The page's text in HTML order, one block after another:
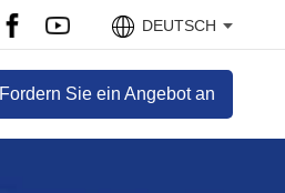
DEUTSCH
Fordern Sie ein Angebot an